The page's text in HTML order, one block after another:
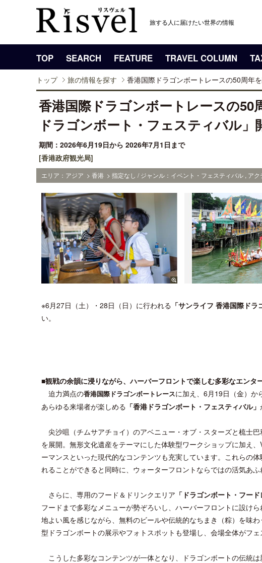
旅する人に届けたい世界の情報
TOP SEARCH FEATURE TRAVEL COLUMN
トップ 旅の情報を探す 香港国際ドラゴンボートレースの50周年
香港国際ドラゴンボートレースの50
ドラゴンボート・フェスティバル」
期間：2026年6月19日から 2026年7月1日まで
[香港政府観光局]
エリア：アジア > 香港 > 指定なし / ジャンル：イベント・フェスティバル , ア
※6月27日（土）・28日（日）に行われる 「サンライフ 香港国際ドラ
い。
■観戦の余韻に浸りながら、ハーバーフロントで楽しむ多彩なエンタ
迫力満点の香港国際ドラゴンボートレースに加え、6月19日（金）か
あらゆる来場者が楽しめる 「香港ドラゴンボート・フェスティバル」
尖沙咀（チムサアチョイ）のアベニュー・オブ・スターズと梳士
を展開。無形文化遺産をテーマにした体験型ワークショップに加え
ーマンスといった現代的なコンテンツも充実しています。これらの
れることができると同時に、ウォーターフロントならではの活気あふ
さらに、専用のフード＆ドリンクエリア 「ドラゴンボート・フード
フードまで多彩なメニューが勢ぞろいし、ハーバーフロントに設け
地よい風を感じながら、無料のビールや伝統的なちまき（粽）を味
型ドラゴンボートの展示やフォトスポットも登場し、会場全体がフ
こうした多彩なコンテンツが一体となり、ドラゴンボートの伝統
クアロア・
入のお知ら